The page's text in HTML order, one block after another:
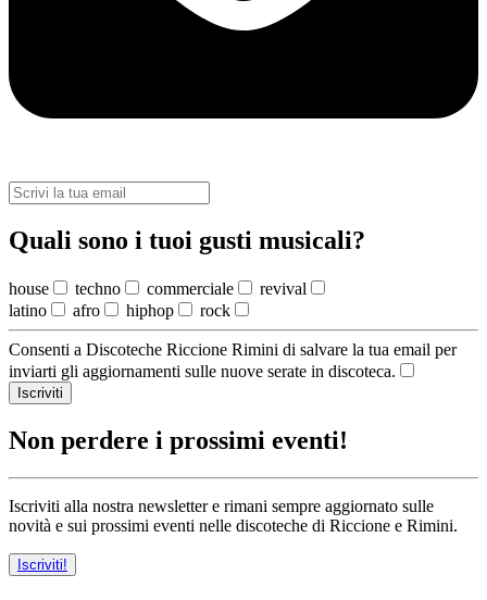
Quali sono i tuoi gusti musicali?
house techno commerciale
revival
latino
afro hiphop rock
Consenti a Discoteche Riccione Rimini di salvare la tua email per
inviarti gli aggiornamenti sulle nuove serate in discoteca.
Iscriviti
Non perdere i prossimi eventi!
Iscriviti alla nostra newsletter e rimani sempre aggiornato sulle
novità e sui prossimi eventi nelle discoteche di Riccione e Rimini.
Iscriviti!